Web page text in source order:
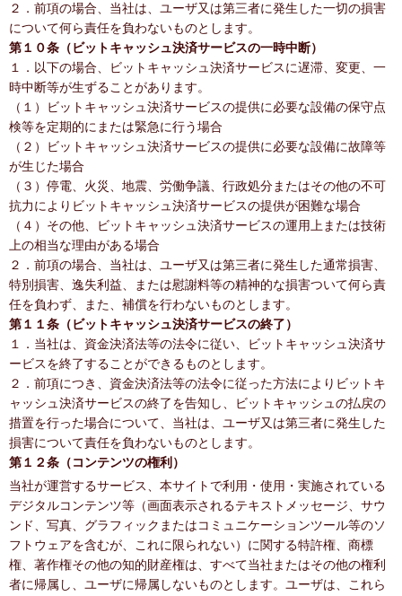
２．前項の場合、当社は、ユーザ又は第三者に発生した一切の損害
について何ら責任を負わないものとします。
第１０条（ビットキャッシュ決済サービスの一時中断）
１．以下の場合、ビットキャッシュ決済サービスに遅滞、変更、一
時中断等が生ずることがあります。
（１）ビットキャッシュ決済サービスの提供に必要な設備の保守点
検等を定期的にまたは緊急に行う場合
（２）ビットキャッシュ決済サービスの提供に必要な設備に故障等
が生じた場合
（３）停電、火災、地震、労働争議、行政処分またはその他の不可
抗力によりビットキャッシュ決済サービスの提供が困難な場合
（４）その他、ビットキャッシュ決済サービスの運用上または技術
上の相当な理由がある場合
２．前項の場合、当社は、ユーザ又は第三者に発生した通常損害、
特別損害、逸失利益、または慰謝料等の精神的な損害ついて何ら責
任を負わず、また、補償を行わないものとします。
第１１条（ビットキャッシュ決済サービスの終了）
１．当社は、資金決済法等の法令に従い、ビットキャッシュ決済サ
ービスを終了することができるものとします。
２．前項につき、資金決済法等の法令に従った方法によりビットキ
ャッシュ決済サービスの終了を告知し、ビットキャッシュの払戻の
措置を行った場合について、当社は、ユーザ又は第三者に発生した
損害について責任を負わないものとします。
第１２条（コンテンツの権利）
当社が運営するサービス、本サイトで利用・使用・実施されている
デジタルコンテンツ等（画面表示されるテキストメッセージ、サウ
ンド、写真、グラフィックまたはコミュニケーションツール等のソ
フトウェアを含むが、これに限られない）に関する特許権、商標
権、著作権その他の知的財産権は、すべて当社またはその他の権利
者に帰属し、ユーザに帰属しないものとします。ユーザは、これら